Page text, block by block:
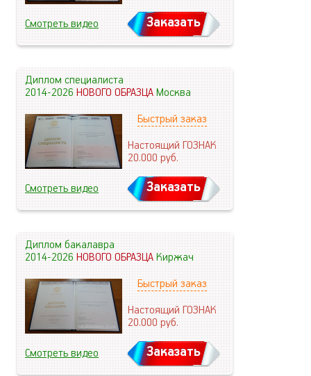
Смотреть видео Заказать
Диплом специалиста
2014-2026НОВОГО ОБРАЗЦАМосква
Быстрый заказ
Настоящий ГОЗНАК
20.000руб.
Смотреть видео Заказать
Диплом бакалавра
2014-2026НОВОГО ОБРАЗЦАКиржач
Быстрый заказ
Настоящий ГОЗНАК
20.000руб.
Смотреть видео Заказать